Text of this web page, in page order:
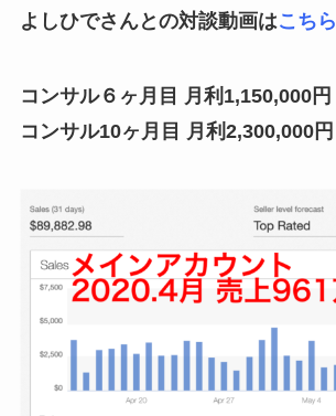
よしひでさんとの対談動画はこちら
コンサル６ヶ月目 月利1,150,000円
コンサル10ヶ月目 月利2,300,000円